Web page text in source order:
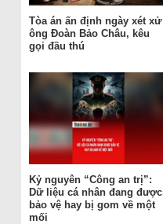
Tòa án ấn định ngày xét xử
ông Đoàn Bảo Châu, kêu
gọi đầu thú
Kỷ nguyên “Công an trị”:
Dữ liệu cá nhân đang được
bảo vệ hay bị gom về một
mối